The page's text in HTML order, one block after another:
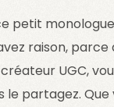
petit
raison,
UGC,
partagez.